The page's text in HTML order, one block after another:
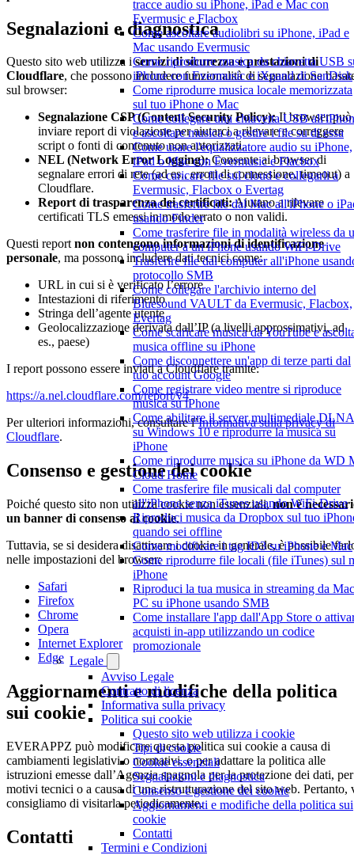
tracce audio su iPhone, iPad e Mac con
Evermusic e Flacbox
Come ascoltare audiolibri su iPhone, iPad e
Mac usando Evermusic
Come riprodurre musica da chiavetta USB
iPhone con Evermusic e iXpand di SanDisk
Come riprodurre musica locale memorizzata
sul tuo iPhone o Mac
Come collegare una chiavetta USB
e ascoltare musica o gestire i file su di essa
Come usare l'equalizzatore audio su iPhone,
iPad o Mac con Evermusic e Flacbox
Come caricare file sul cloud e collegarli a
Evermusic, Flacbox o Evertag
Come trasferire file dal Mac all'iPhone o
usando Finder
Come trasferire file in modalità wireless da
computer a un iPhone usando WiFi-Drive
Trasferire file dal computer all'iPhone
protocollo SMB
Come collegare l'archivio interno del
Bluesound VAULT da Evermusic, Flacbox,
Evertag
Come scaricare musica da YouTube e
musica offline su iPhone
Come disconnettere un'app di terze parti dal
tuo account Google
Come registrare video mentre si riproduce
musica su iPhone
Come abilitare il server multimediale DLNA
su Windows 10 e riprodurre la musica su
iPhone
Come riprodurre musica su iPhone da WD
Cloud Home
Come trasferire file musicali dal computer
all'iPhone senza iTunes usando WiFi-Drive
Riproduci musica da Dropbox sul tuo
quando sei offline
Come modificare i tag ID3 su iPhone e Mac
Come riprodurre file locali (file iTunes) sul
iPhone
Riproduci la tua musica in streaming da
PC su iPhone usando SMB
Come installare l'app dall'App Store o
acquisti in-app utilizzando un codice
promozionale
Legale
Avviso Legale
Contratto di licenza
Informativa sulla privacy
Politica sui cookie
Questo sito web utilizza i cookie
Tipi di cookie
Cookie essenziali
Segnalazioni e diagnostica
Consenso e gestione dei cookie
Aggiornamenti e modifiche della politica sui
cookie
Contatti
Termini e Condizioni
Segnalazioni e diagnostica
Questo sito web utilizza iservizi di sicurezza e prestazioni di
Cloudflare, che possono includere funzionalità di segnalazione
sul browser:
Segnalazione CSP (Content Security Policy):Il browser può
inviare report di violazione per aiutarci a rilevare e correggere
script o fonti di contenuto non autorizzati.
NEL (Network Error Logging):Consente ai browser di
segnalare errori di rete (ad es., errori di connessione, timeout) a
Cloudflare.
Report di trasparenza dei certificati:Aiutano a rilevare
certificati TLS emessi in modo errato o non validi.
Questi reportnon contengono informazioni di identificazione
personale, ma possono includere dati tecnici come:
URL in cui si è verificato l’errore
Intestazioni di riferimento
Stringa dell’agente utente
Geolocalizzazione derivata dall’IP (a livelli approssimativi, ad
es., paese)
I report possono essere inviati a Cloudflare tramite:
https://a.nel.cloudflare.com/report/v4
Per ulteriori informazioni, consultare l’Informativa sulla privacy di
Cloudflare.
Consenso e gestione dei cookie
Poiché questo sito non utilizza cookie non essenziali,non è
un banner di consenso ai cookie.
Tuttavia, se si desidera disattivare i cookie in generale, è possibile
nelle impostazioni del browser:
Safari
Firefox
Chrome
Opera
Internet Explorer
Edge
Aggiornamenti e modifiche della politica
sui cookie
EVERAPPZ può modificare questa politica sui cookie a causa di
cambiamenti legislativi o normativi, o per adattare la politica alle
istruzioni emesse dall’Agenzia spagnola per la protezione dei dati, per
motivi tecnici o a causa di una ristrutturazione del sito web. Pertanto,
consigliamo di visitarla periodicamente.
Contatti